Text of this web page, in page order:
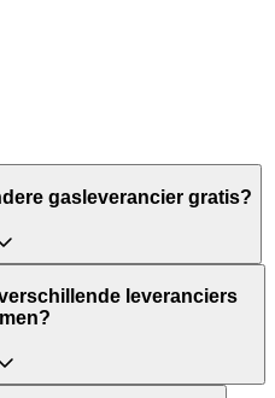
gasleverancier gratis?
leveranciers